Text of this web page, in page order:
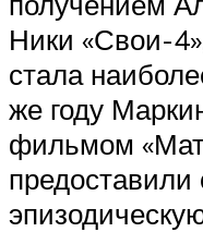
Ники «Свои-
стала
же году
фильмом